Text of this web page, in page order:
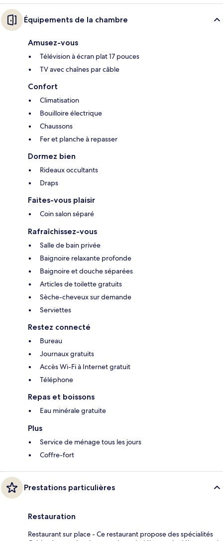
Équipements de la chambre
Amusez-vous
Télévision à écran plat 17 pouces
TV avec chaînes par câble
Confort
Climatisation
Bouilloire électrique
Chaussons
Fer et planche à repasser
Dormez bien
Rideaux occultants
Draps
Faites-vous plaisir
Coin salon séparé
Rafraîchissez-vous
Salle de bain privée
Baignoire relaxante profonde
Baignoire et douche séparées
Articles de toilette gratuits
Sèche-cheveux sur demande
Serviettes
Restez connecté
Bureau
Journaux gratuits
Accès Wi-Fi à Internet gratuit
Téléphone
Repas et boissons
Eau minérale gratuite
Plus
Service de ménage tous les jours
Coffre-fort
Prestations particulières
Restauration
Restaurant sur place - Ce restaurant propose des spécialités